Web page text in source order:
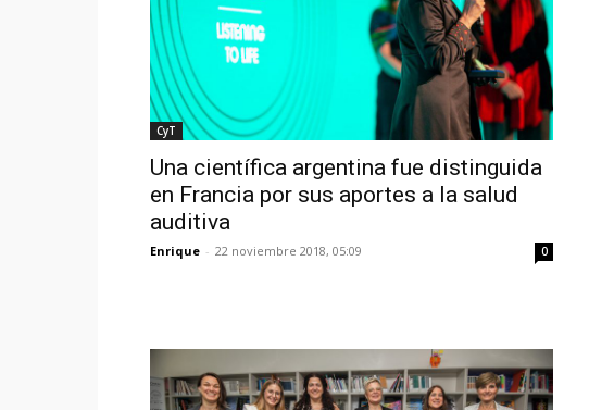
CyT
Una científica argentina fue distinguida
en Francia por sus aportes a la salud
auditiva
Enrique - 22 noviembre 2018, 05:09 0